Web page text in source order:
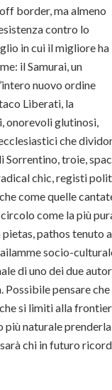
border, ma almeno
contro lo
in cui il migliore ha
il Samurai, un
nuovo ordine
Liberati, la
onorevoli glutinosi,
che
Sorrentino, troie,
chic, registi
come quelle
come la più
pathos tenuto
socio-
di uno dei due
pensare
si limiti alla
naturale
chi in futuro